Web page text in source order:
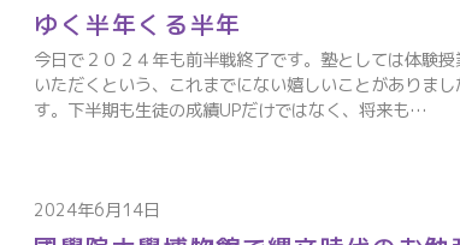
ゆく半年くる半年
今日で２０２４年も前半戦終了です。塾としては体験
いただくという、これまでにない嬉しいことがありま
す。下半期も生徒の成績UPだけではなく、将来も…
2024年6月14日